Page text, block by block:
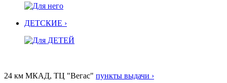
ДЕТСКИЕ ›
24 км МКАД, ТЦ "Вегас" пункты выдачи ›